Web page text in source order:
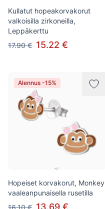
Kullatut hopeakorvakorut
valkoisilla zirkoneilla,
Leppäkerttu
17.90 € 15.22 €
Alennus -15%
Hopeiset korvakorut, Monkey
vaaleanpunaisella rusetilla
16.10 € 13.69 €